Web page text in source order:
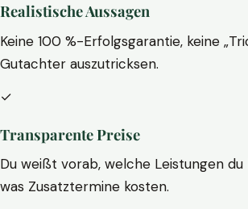
Realistische Aussagen
Keine 100 %-Erfolgsgarantie, keine
Gutachter auszutricksen.
✓
Transparente Preise
Du weißt vorab, welche Leistungen
was Zusatztermine kosten.